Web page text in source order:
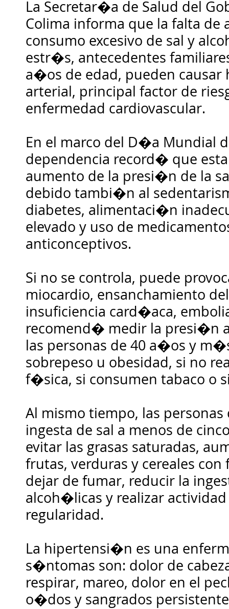
La Secretar�a de Salud del
Colima informa que la falta de
consumo excesivo de sal y
estr�s, antecedentes
a�os de edad, pueden
arterial, principal factor de
enfermedad cardiovascular.
En el marco del D�a Mundial
dependencia record� que
aumento de la presi�n de la
debido tambi�n al
diabetes, alimentaci�n
elevado y uso de
anticonceptivos.
Si no se controla, puede
miocardio, ensanchamiento
insuficiencia card�aca,
recomend� medir la presi�n
las personas de 40 a�os y
sobrepeso u obesidad, si no
f�sica, si consumen tabaco o
Al mismo tiempo, las
ingesta de sal a menos de
evitar las grasas saturadas,
frutas, verduras y cereales
dejar de fumar, reducir la
alcoh�licas y realizar
regularidad.
La hipertensi�n es una
s�ntomas son: dolor de
respirar, mareo, dolor en el
o�dos y sangrados